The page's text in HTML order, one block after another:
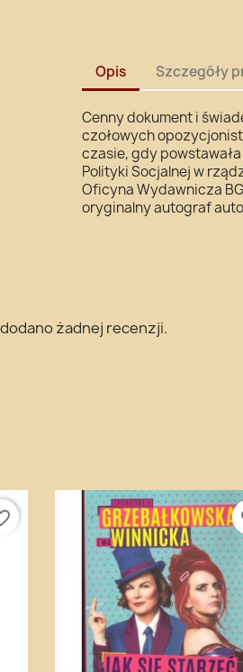
Opis Szczegóły
Cenny dokument i
czołowych
czasie, gdy
Polityki Socjalnej w
Oficyna Wydawnicza
oryginalny autograf
żadnej recenzji.